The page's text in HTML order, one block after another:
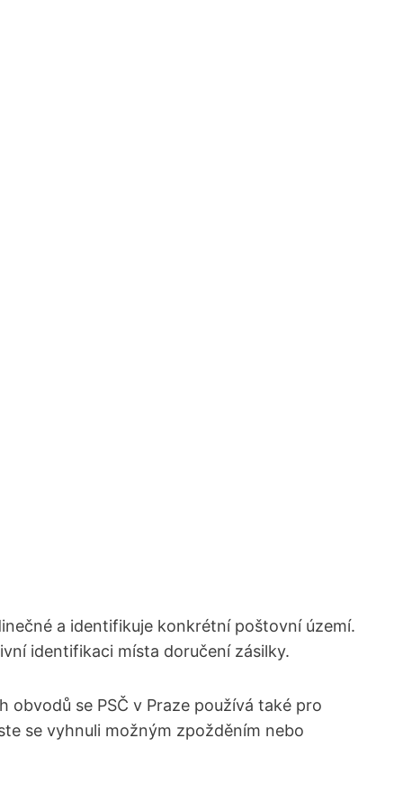
a identifikuje konkrétní poštovní území.
identifikaci místa doručení zásilky.
obvodů⁢ se ⁣PSČ v⁢ Praze používá také pro‍
se vyhnuli možným zpožděním nebo